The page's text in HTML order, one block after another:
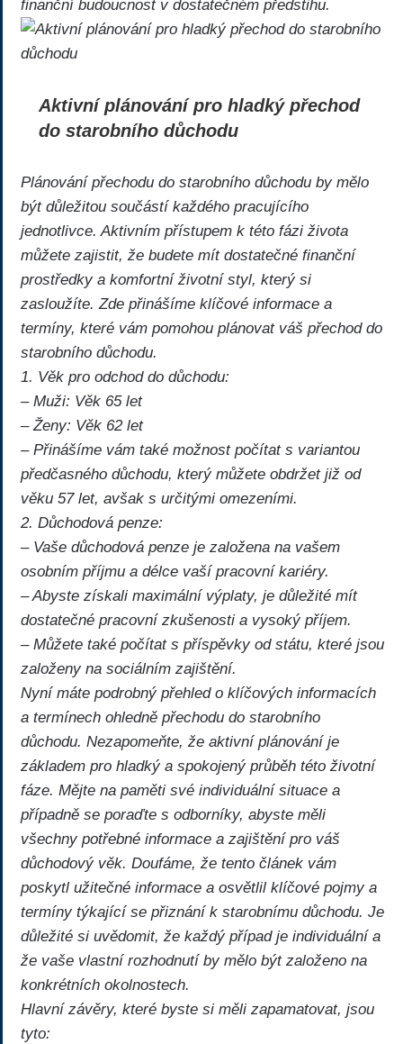
finanční budoucnost v dostatečném předstihu.
Aktivní plánování pro hladký přechod
do starobního důchodu
Plánování přechodu do starobního důchodu by mělo
být důležitou součástí každého pracujícího
jednotlivce. Aktivním přístupem k této fázi života
můžete zajistit, že budete mít dostatečné finanční
prostředky a komfortní životní styl, který si
zasloužíte. Zde přinášíme klíčové informace a
termíny, které vám pomohou plánovat váš přechod do
starobního důchodu.
1. Věk pro odchod do důchodu:
– Muži: Věk 65 let
– Ženy: Věk 62 let
– Přinášíme vám také možnost počítat s variantou
předčasného důchodu, který můžete obdržet již od
věku 57 let, avšak s určitými omezeními.
2. Důchodová penze:
– Vaše důchodová penze je založena na vašem
osobním příjmu a délce vaší pracovní kariéry.
– Abyste získali maximální výplaty, je důležité mít
dostatečné pracovní zkušenosti a vysoký příjem.
– Můžete také počítat s příspěvky od státu, které jsou
založeny na sociálním zajištění.
Nyní máte podrobný přehled o klíčových informacích
a termínech ohledně přechodu do starobního
důchodu. Nezapomeňte, že aktivní plánování je
základem pro hladký a spokojený průběh této životní
fáze. Mějte na paměti své individuální situace a
případně se poraďte s odborníky, abyste měli
všechny potřebné informace a zajištění pro váš
důchodový věk. Doufáme, že tento článek vám
poskytl užitečné informace a osvětlil klíčové pojmy a
termíny týkající se přiznání k starobnímu důchodu. Je
důležité si uvědomit, že každý případ je individuální a
že vaše vlastní rozhodnutí by mělo být založeno na
konkrétních okolnostech.
Hlavní závěry, které byste si měli zapamatovat, jsou
tyto: